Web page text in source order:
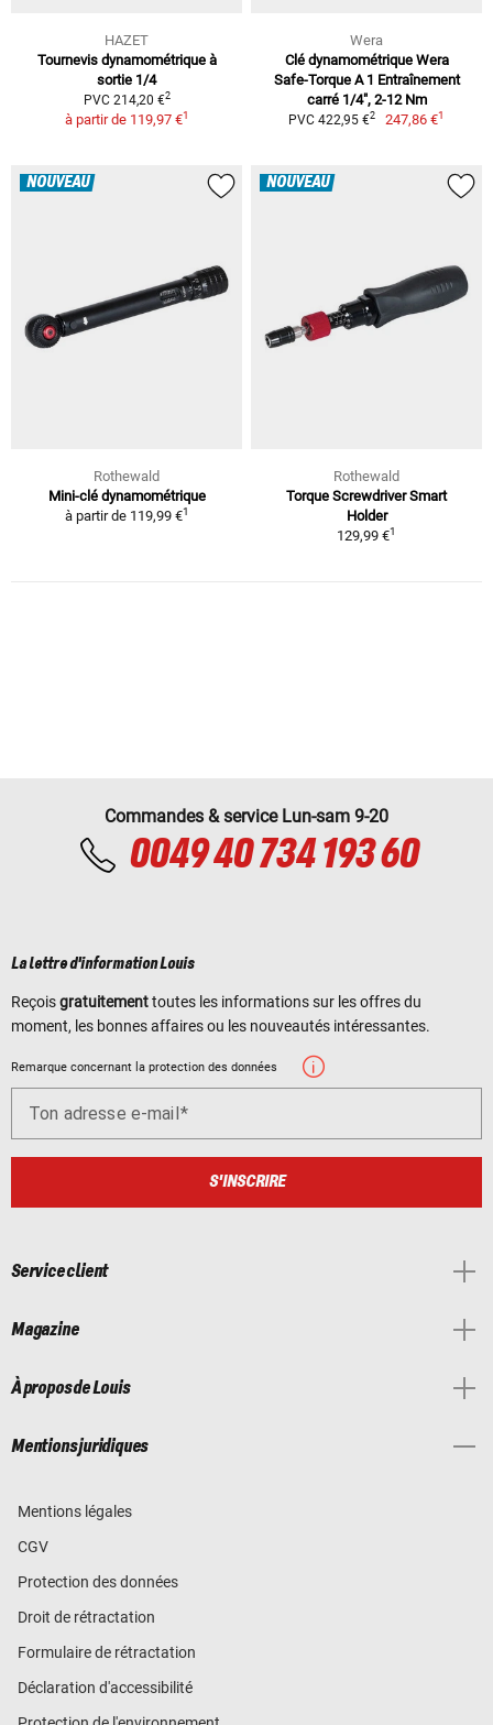
HAZET
Tournevis dynamométrique à
sortie 1/4
PVC 214,20 €2
à partir de 119,97 €1
Wera
Clé dynamométrique Wera
Safe-Torque A 1 Entraînement
carré 1/4", 2-12 Nm
PVC 422,95 €2 247,86 €1
NOUVEAU
Rothewald
Mini-clé dynamométrique
à partir de 119,99 €1
NOUVEAU
Rothewald
Torque Screwdriver Smart
Holder
129,99 €1
Commandes & service Lun-sam 9-20
0049 40 734 193 60
La lettre d'information Louis
Reçoisgratuitementtoutes les informations sur les offres du
moment, les bonnes affaires ou les nouveautés intéressantes.
Remarque concernant la protection des données
Ton adresse e-mail
S'INSCRIRE
Service client
Magazine
À propos de Louis
Mentions juridiques
Mentions légales
CGV
Protection des données
Droit de rétractation
Formulaire de rétractation
Déclaration d'accessibilité